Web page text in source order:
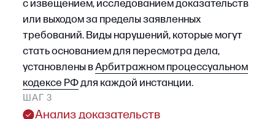
Эффективность обжалования зависит
от корректной квалификации судебного акта,
аргументации. Несоблюдение любого из этих
элементов приводит к отказу в принятии
жалобы или ее оставлению без
удовлетворения. В этих условиях участие
юриста существенно снижает